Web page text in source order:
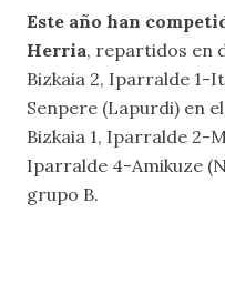
Este año han
Herria, repartidos en
Bizkaia 2, Iparralde 1-
Senpere (Lapurdi) en
Bizkaia 1, Iparralde 2-
Iparralde 4-Amikuze
grupo B.